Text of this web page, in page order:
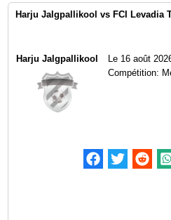
Harju Jalgpallikool vs FCI Levadia
Harju Jalgpallikool Le 16 août
Compétition: